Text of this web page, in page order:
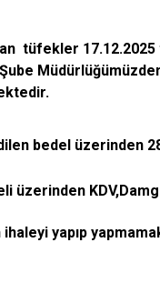
17.12.2025
bedel üzerinden
yapıp